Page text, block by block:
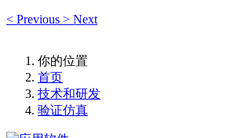
< Previous > Next
你的位置
首页
技术和研发
验证仿真